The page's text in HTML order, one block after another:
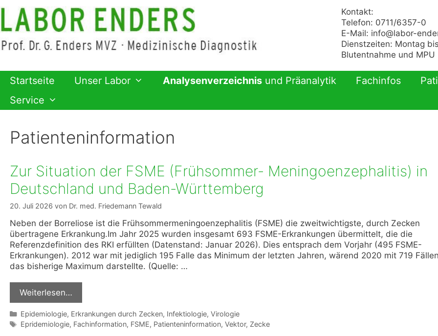
Zum
Inhalt
springen
Kontakt:
Telefon: 0711/6357-0
E-Mail: info@labor-
Dienstzeiten: Montag
Blutentnahme und
Startseite Unser Labor Analysenverzeichnis und Präanalytik Fachinfos
Service
Patienteninformation
Zur Situation der FSME (Frühsommer- Meningoenzephalitis) in
Deutschland und Baden-Württemberg
20. Juli 2026 von Dr. med. Friedemann Tewald
Neben der Borreliose ist die Frühsommermeningoenzephalitis (FSME) die zweitwichtigste, durch Zecken
übertragene Erkrankung.Im Jahr 2025 wurden insgesamt 693 FSME-Erkrankungen übermittelt, die die
Referenzdefinition des RKI erfüllten (Datenstand: Januar 2026). Dies entsprach dem Vorjahr (495 FSME-
Erkrankungen). 2012 war mit jediglich 195 Falle das Minimum der letzten Jahren, wärend 2020 mit 719
das bisherige Maximum darstellte. (Quelle: …
Weiterlesen…
Kategorien
Epidemiologie, Erkrankungen durch Zecken, Infektiologie, Virologie
Schlagwörter
Epridemiologie, Fachinformation, FSME, Patienteninformation, Vektor, Zecke